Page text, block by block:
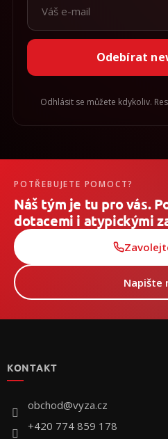
Odebírat
Odhlásit se můžete kdykoliv.
POTŘEBUJETE POMOCT?
Náš tým je tu pro vás.
dotacemi i atypickými
Napište
KONTAKT
obchod@vyza.cz
+420 774 859 178